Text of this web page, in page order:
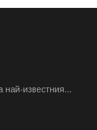
най-известния...